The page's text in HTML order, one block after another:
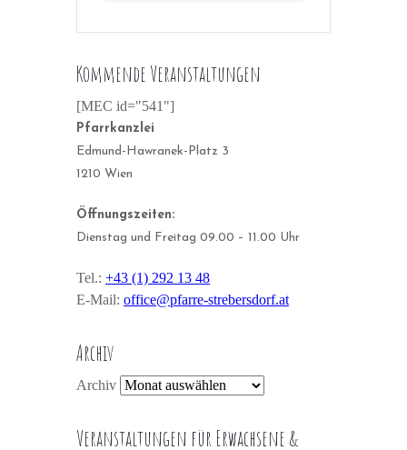
Kommende Veranstaltungen
[MEC id="541"]
Pfarrkanzlei
Edmund-Hawranek-Platz 3
1210 Wien
Öffnungszeiten:
Dienstag und Freitag 09.00 – 11.00 Uhr
Tel.: +43 (1) 292 13 48
E-Mail: office@pfarre-strebersdorf.at
Archiv
Archiv
Veranstaltungen für Erwachsene &